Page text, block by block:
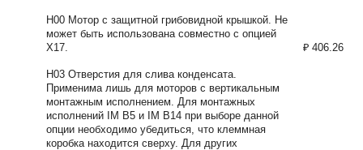
H00 Мотор с защитной грибовидной крышкой. Не
может быть использована совместно с опцией
X17.
₽ 406.26
H03 Отверстия для слива конденсата.
Применима лишь для моторов с вертикальным
монтажным исполнением. Для монтажных
исполнений IM B5 и IM B14 при выборе данной
опции необходимо убедиться, что клеммная
коробка находится сверху. Для других